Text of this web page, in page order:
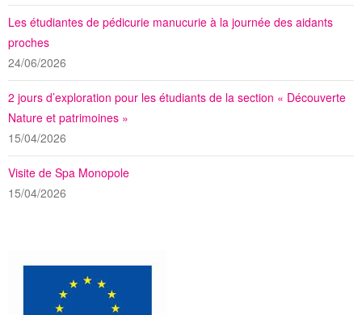
Les étudiantes de pédicurie manucurie à la journée des aidants
proches
24/06/2026
2 jours d’exploration pour les étudiants de la section « Découverte
Nature et patrimoines »
15/04/2026
Visite de Spa Monopole
15/04/2026